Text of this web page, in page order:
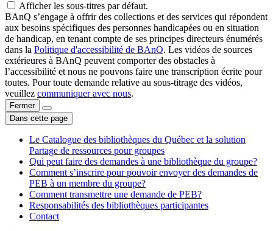
Afficher les sous-titres par défaut.
BAnQ s’engage à offrir des collections et des services qui répondent
aux besoins spécifiques des personnes handicapées ou en situation
de handicap, en tenant compte de ses principes directeurs énumérés
dans la Politique d'accessibilité de BAnQ. Les vidéos de sources
extérieures à BAnQ peuvent comporter des obstacles à
l’accessibilité et nous ne pouvons faire une transcription écrite pour
toutes. Pour toute demande relative au sous-titrage des vidéos,
veuillez communiquer avec nous.
Fermer
Dans cette page
Le Catalogue des bibliothèques du Québec et la solution
Partage de ressources pour groupes
Qui peut faire des demandes à une bibliothèque du groupe?
Comment s’inscrire pour pouvoir envoyer des demandes de
PEB à un membre du groupe?
Comment transmettre une demande de PEB?
Responsabilités des bibliothèques participantes
Contact